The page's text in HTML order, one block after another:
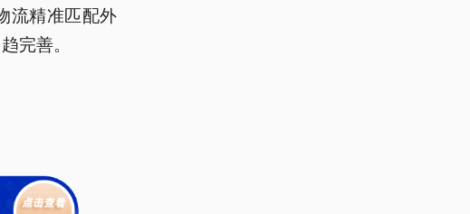
流精准匹配外
完善。